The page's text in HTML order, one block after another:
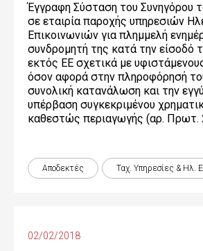
Έγγραφη Σύσταση του Συνηγόρου
σε εταιρία παροχής υπηρεσιών
Επικοινωνιών για πλημμελή
συνδρομητή της κατά την είσοδό
εκτός ΕΕ σχετικά με
όσον αφορά στην πληροφόρησή
συνολική κατανάλωση και την
υπέρβαση συγκεκριμένου
καθεστώς περιαγωγής (αρ. Πρωτ.
Αποδεκτές Ταχ. Υπηρεσίες & Ηλ.
02/02/2018